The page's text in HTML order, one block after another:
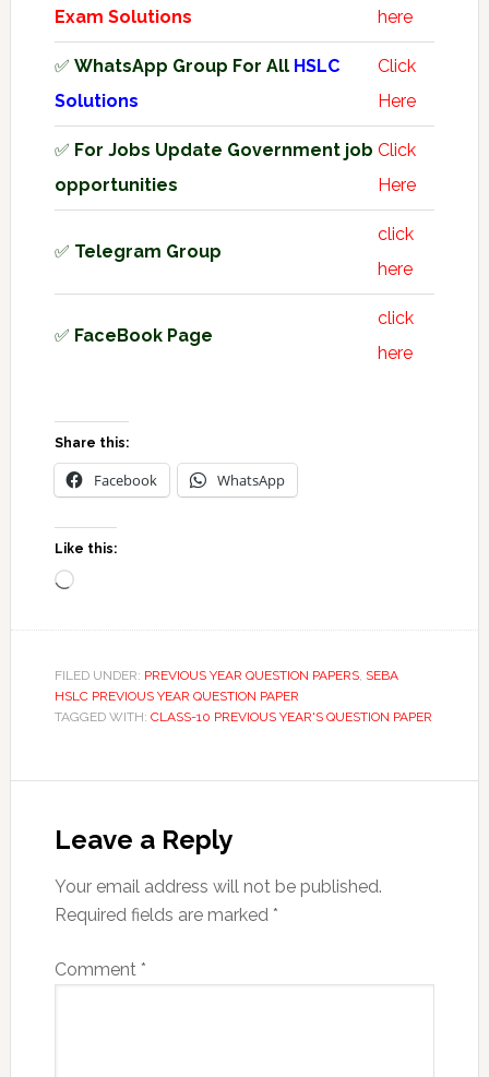
Exam Solutions here
✅ WhatsApp Group For All HSLC
Solutions
Click
Here
✅ For Jobs Update Government job
opportunities
Click
Here
✅ Telegram Group
click
here
✅ FaceBook Page
click
here
Share this:
Facebook WhatsApp
Like this:
Loading…
FILED UNDER: PREVIOUS YEAR QUESTION PAPERS, SEBA
HSLC PREVIOUS YEAR QUESTION PAPER
TAGGED WITH: CLASS-10 PREVIOUS YEAR'S QUESTION PAPER
Interactions
Leave a Reply
Your email address will not be published.
Required fields are marked *
Comment *